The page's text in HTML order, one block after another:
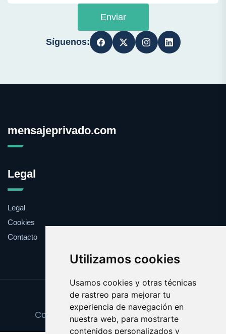
Utilizamos cookies
Usamos cookies y otras técnicas
de rastreo para mejorar tu
experiencia de navegación en
nuestra web, para mostrarte
contenidos personalizados y
Enviar
Síguenos:
mensajeprivado.com
Legal
Legal
Cookies
Contacto
Update cookies preferences
Copyright © 2025 mensajeprivado.com